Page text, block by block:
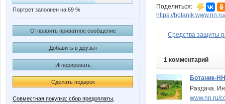
Портрет заполнен на 69 %
Отправить приватное сообщение
Добавить в друзья
Игнорировать
Сделать подарок
Совместная покупка: сбор предоплаты,
Поделиться:
https://
Средства защиты
1 комментарий
Ботаник-НН
Раздача.
www.nn.ru/